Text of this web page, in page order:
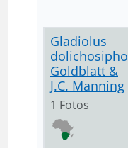
Gladiolus
Goldblatt &
J.C. Manning
1 Fotos